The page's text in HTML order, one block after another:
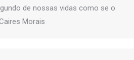
de nossas vidas como se o
Morais